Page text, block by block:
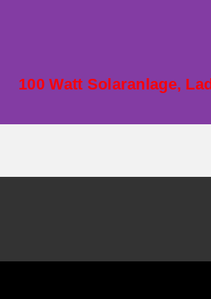
100 Watt Solaranlage,